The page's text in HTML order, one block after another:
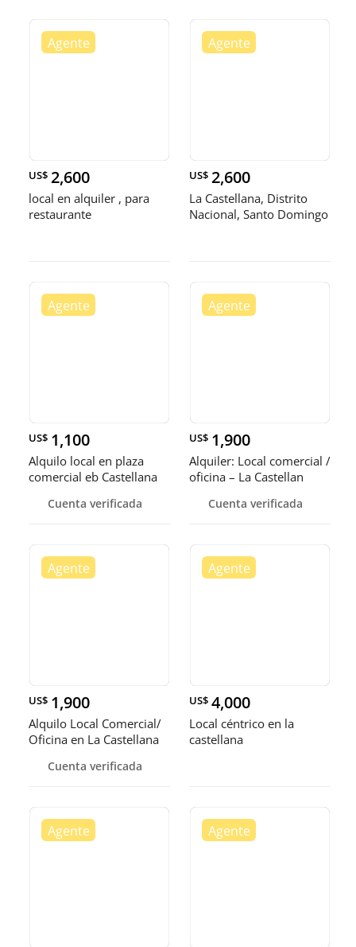
US$ 2,600
local en alquiler , para
restaurante
US$ 2,600
La Castellana, Distrito
Nacional, Santo Domingo
US$ 1,100
Alquilo local en plaza
comercial eb Castellana
Cuenta verificada
US$ 1,900
Alquiler: Local comercial /
oficina – La Castellan
Cuenta verificada
US$ 1,900
Alquilo Local Comercial/
Oficina en La Castellana
Cuenta verificada
US$ 4,000
Local céntrico en la
castellana